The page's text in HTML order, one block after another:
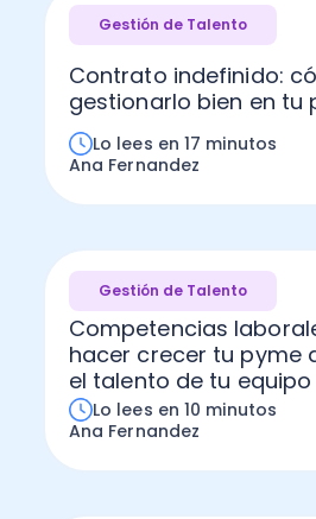
Gestión de Talento
Contrato indefinido:
gestionarlo bien en tu
Lo lees en 17 minutos
Ana Fernandez
Gestión de Talento
Competencias
hacer crecer tu pyme
el talento de tu equipo
Lo lees en 10 minutos
Ana Fernandez